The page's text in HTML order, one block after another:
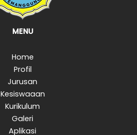
MENU
Home
Profil
Jurusan
Kesiswaaan
Kurikulum
Galeri
Aplikasi